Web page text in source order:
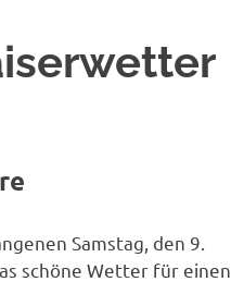
Samstag, den 9.
schöne Wetter für einen